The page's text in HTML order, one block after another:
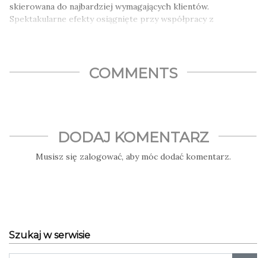
skierowana do najbardziej wymagających klientów.
Spektakularne efekty osiągnięte przy współpracy z
COMMENTS
DODAJ KOMENTARZ
Musisz się zalogować, aby móc dodać komentarz.
Szukaj w serwisie